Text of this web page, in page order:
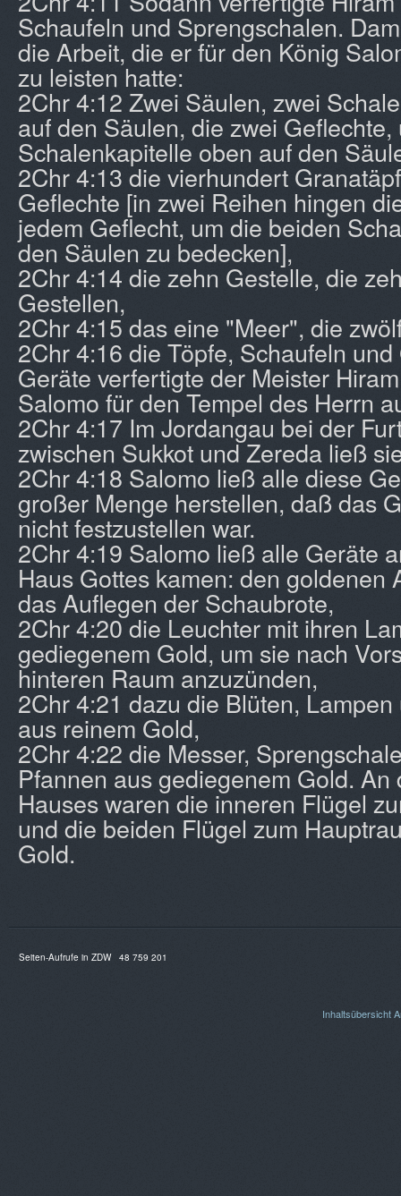
Schaufeln und Sprengschalen.
die Arbeit, die er für den König
zu leisten hatte:
2Chr 4:12 Zwei Säulen, zwei
auf den Säulen, die zwei
Schalenkapitelle oben auf den
2Chr 4:13 die vierhundert
Geflechte [in zwei Reihen hingen
jedem Geflecht, um die beiden
den Säulen zu bedecken],
2Chr 4:14 die zehn Gestelle, die
Gestellen,
2Chr 4:15 das eine "Meer", die
2Chr 4:16 die Töpfe, Schaufeln
Geräte verfertigte der Meister
Salomo für den Tempel des Herrn
2Chr 4:17 Im Jordangau bei der
zwischen Sukkot und Zereda ließ
2Chr 4:18 Salomo ließ alle diese
großer Menge herstellen, daß das
nicht festzustellen war.
2Chr 4:19 Salomo ließ alle Geräte
Haus Gottes kamen: den goldenen
das Auflegen der Schaubrote,
2Chr 4:20 die Leuchter mit ihren
gediegenem Gold, um sie nach
hinteren Raum anzuzünden,
2Chr 4:21 dazu die Blüten,
aus reinem Gold,
2Chr 4:22 die Messer,
Pfannen aus gediegenem Gold. An
Hauses waren die inneren Flügel
und die beiden Flügel zum
Gold.
Seiten-Aufrufe in ZDW 48 759 201
Inhaltsübersicht